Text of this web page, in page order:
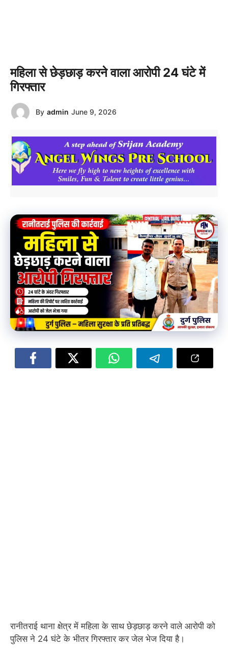
महिला से छेड़छाड़ करने वाला आरोपी 24 घंटे में
गिरफ्तार
By admin June 9, 2026
रानीतराई थाना क्षेत्र में महिला के साथ छेड़छाड़ करने वाले आरोपी को
पुलिस ने 24 घंटे के भीतर गिरफ्तार कर जेल भेज दिया है।